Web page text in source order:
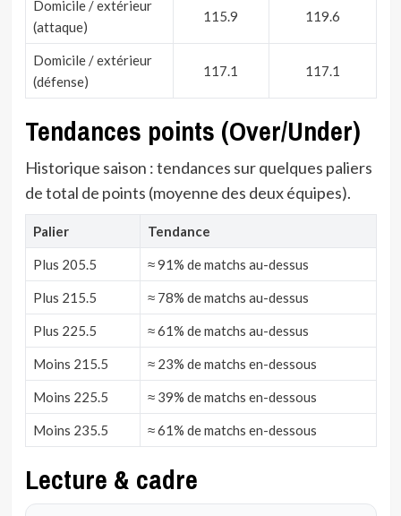
Domicile / extérieur
(attaque)
115.9 119.6
Domicile / extérieur
(défense)
117.1 117.1
Tendances points (Over/Under)
Historique saison : tendances sur quelques paliers
de total de points (moyenne des deux équipes).
Palier Tendance
Plus 205.5 ≈ 91% de matchs au-dessus
Plus 215.5 ≈ 78% de matchs au-dessus
Plus 225.5 ≈ 61% de matchs au-dessus
Moins 215.5 ≈ 23% de matchs en-dessous
Moins 225.5 ≈ 39% de matchs en-dessous
Moins 235.5 ≈ 61% de matchs en-dessous
Lecture & cadre